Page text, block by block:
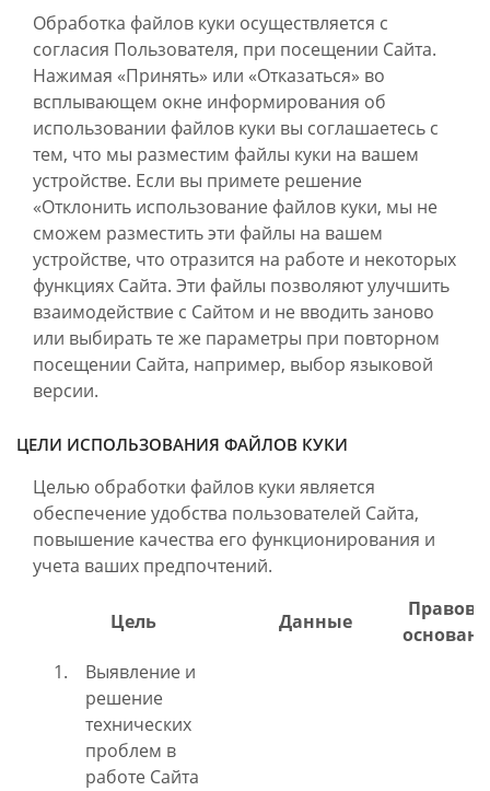
Обработка файлов куки осуществляется с
согласия Пользователя, при посещении Сайта.
Нажимая «Принять» или «Отказаться» во
всплывающем окне информирования об
использовании файлов куки вы соглашаетесь с
тем, что мы разместим файлы куки на вашем
устройстве. Если вы примете решение
«Отклонить использование файлов куки, мы не
сможем разместить эти файлы на вашем
устройстве, что отразится на работе и некоторых
функциях Сайта. Эти файлы позволяют улучшить
взаимодействие с Сайтом и не вводить заново
или выбирать те же параметры при повторном
посещении Сайта, например, выбор языковой
версии.
ЦЕЛИ ИСПОЛЬЗОВАНИЯ ФАЙЛОВ КУКИ
Целью обработки файлов куки является
обеспечение удобства пользователей Сайта,
повышение качества его функционирования и
учета ваших предпочтений.
Цель Данные
Выявление и
решение
технических
проблем в
работе Сайта